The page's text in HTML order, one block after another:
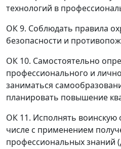
технологий в
ОК 9. Соблюдать правила
безопасности и
ОК 10. Самостоятельно
профессионального и
заниматься
планировать повышение
ОК 11. Исполнять воинскую
числе с применением
профессиональных знаний